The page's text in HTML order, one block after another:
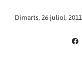
Dimarts, 26 juliol, 2011